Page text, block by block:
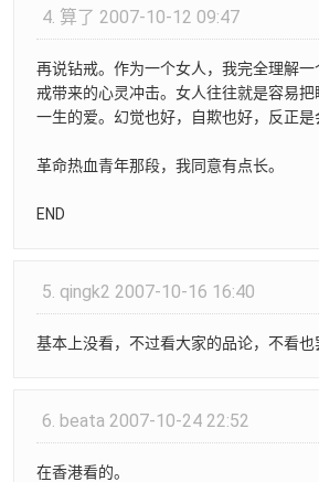
4. 算了 2007-10-12 09:47
再说钻戒。作为一个女人，我完全理解
戒带来的心灵冲击。女人往往就是容易
一生的爱。幻觉也好，自欺也好，反正是
革命热血青年那段，我同意有点长。
END
5. qingk2 2007-10-16 16:40
基本上没看，不过看大家的品论，不看也
6. beata 2007-10-24 22:52
在香港看的。